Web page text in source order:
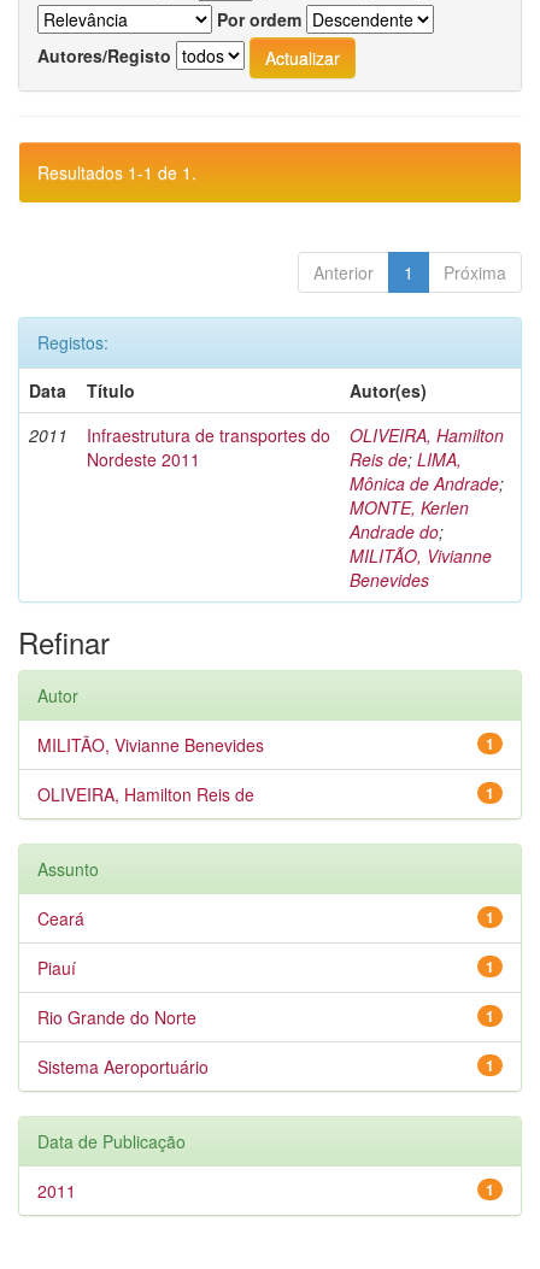
Por ordem
Autores/Registo
Resultados 1-1 de 1.
Anterior 1 Próxima
Registos:
Data
Título
Autor(es)
2011
Infraestrutura de transportes do
Nordeste 2011
OLIVEIRA, Hamilton
Reis de; LIMA,
Mônica de Andrade;
MONTE, Kerlen
Andrade do;
MILITÃO, Vivianne
Benevides
Refinar
Autor
1
MILITÃO, Vivianne Benevides
1
OLIVEIRA, Hamilton Reis de
Assunto
1
Ceará
1
Piauí
1
Rio Grande do Norte
1
Sistema Aeroportuário
Data de Publicação
1
2011